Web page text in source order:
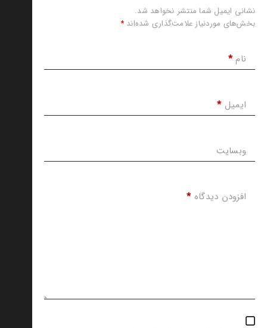
نشانی ایمیل شما منتشر نخواهد شد.
بخش‌های موردنیاز علامت‌گذاری شده‌اند*
نام*
ایمیل *
وبسایت
افزودن دیدگاه *